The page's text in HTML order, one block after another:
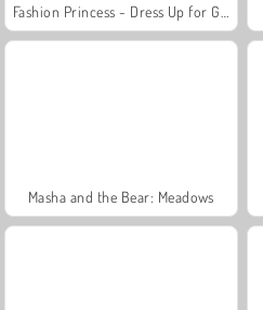
Masha and the Bear: Meadows